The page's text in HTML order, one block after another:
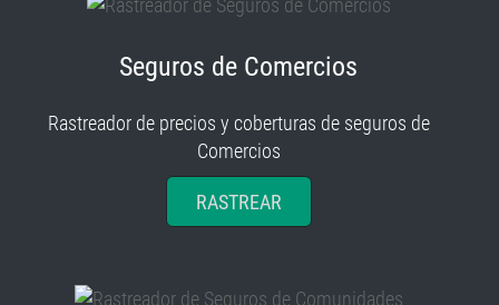
Seguros de Comercios
Rastreador de precios y coberturas de seguros de
Comercios
RASTREAR